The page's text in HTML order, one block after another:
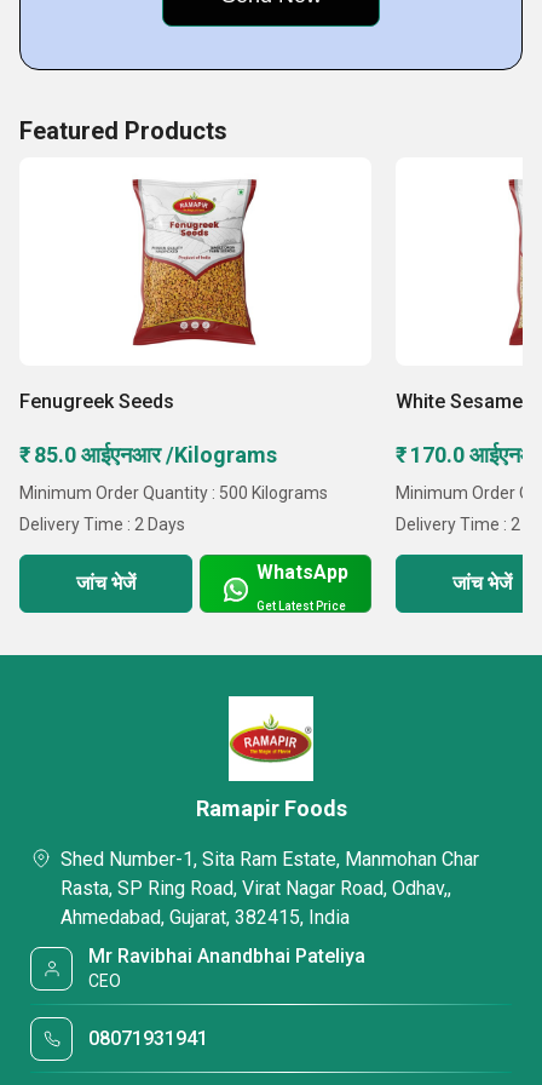
Featured Products
Fenugreek Seeds
₹ 85.0 आईएनआर /Kilograms
Minimum Order Quantity : 500 Kilograms
Delivery Time : 2 Days
जांच भेजें WhatsApp
Get Latest Price
White Sesame
₹ 170.0
Minimum Order
Delivery Time : 2
जांच भेजें
Ramapir Foods
Shed Number-1, Sita Ram Estate, Manmohan Char
Rasta, SP Ring Road, Virat Nagar Road, Odhav,,
Ahmedabad, Gujarat, 382415, India
Mr Ravibhai Anandbhai Pateliya
CEO
08071931941